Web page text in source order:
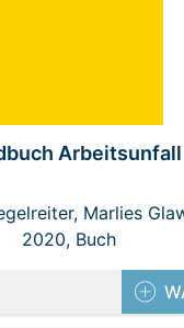
Arbeitsunfall
Marlies
Atria, Sieglinde
2020, Buch